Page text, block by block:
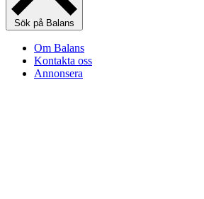
Sök på Balans
Om Balans
Kontakta oss
Annonsera